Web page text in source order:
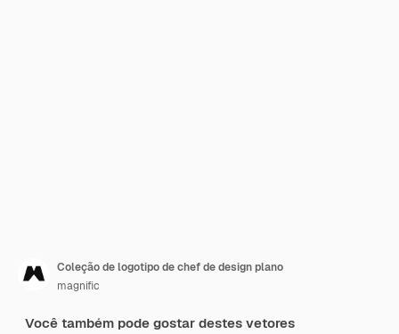
Coleção de logotipo de chef de design plano
magnific
Você também pode gostar destes vetores